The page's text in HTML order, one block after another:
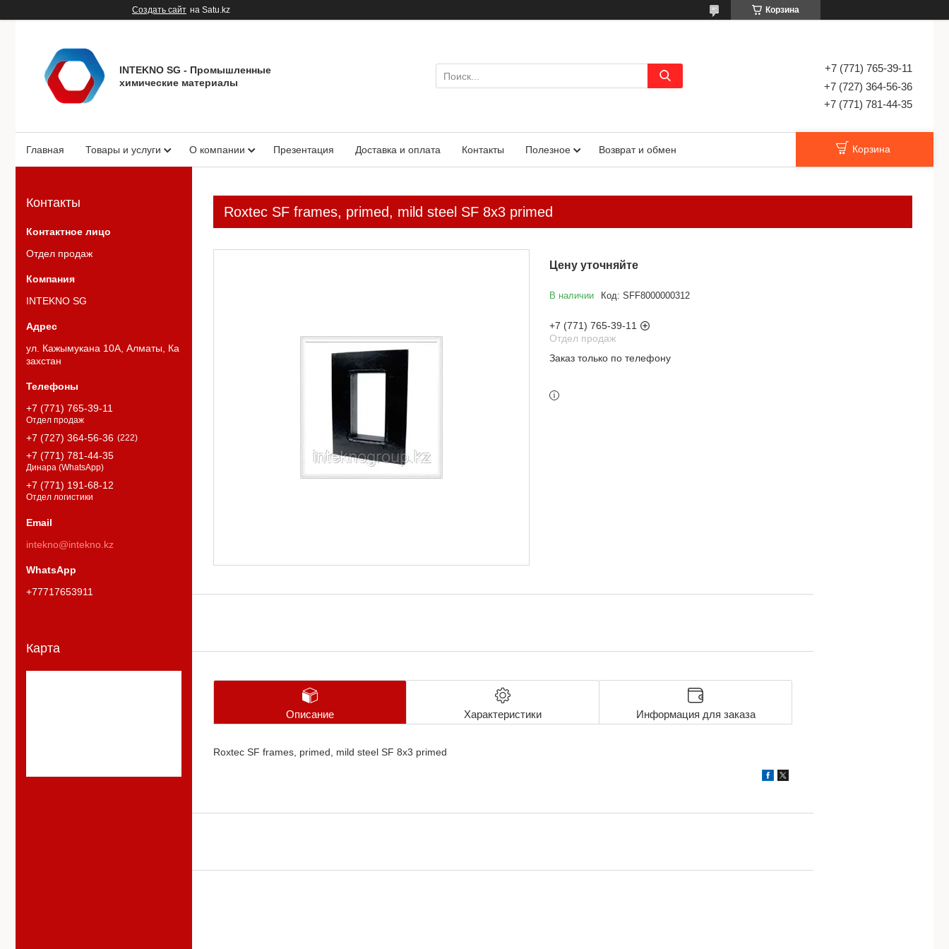
Создать сайт на Satu.kz Корзина
INTEKNO SG - Промышленные
химические материалы
+7 (771) 765-39-11
+7 (727) 364-56-36
+7 (771) 781-44-35
Главная Товары и услуги О компании Презентация Доставка и оплата Контакты Полезное Возврат и обмен Корзина
Roxtec SF frames, primed, mild steel SF 8x3 primed
Цену уточняйте
В наличии Код: SFF8000000312
+7 (771) 765-39-11
Отдел продаж
Заказ только по телефону
Описание Характеристики Информация для заказа
Roxtec SF frames, primed, mild steel SF 8x3 primed
Контакты
Отдел продаж
INTEKNO SG
ул. Кажымукана 10А, Алматы, Ка
захстан
+7 (771) 765-39-11
Отдел продаж
+7 (727) 364-56-36 222
+7 (771) 781-44-35
Динара (WhatsApp)
+7 (771) 191-68-12
Отдел логистики
intekno@intekno.kz
+77717653911
Карта